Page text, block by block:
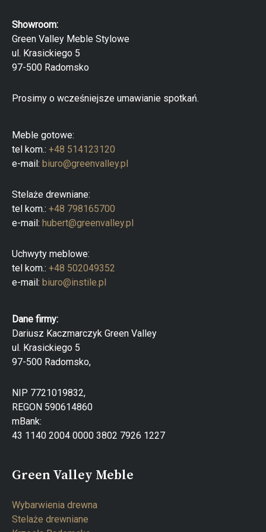
k
a
p
r
o
d
k
t
Showroom:
Green Valley Meble Stylowe
ul. Krasickiego 5
97-500 Radomsko
Prosimy o wcześniejsze umawianie spotkań.
Meble gotowe:
tel kom.: +48 514123120
e-mail: biuro@greenvalley.pl
Stelaże drewniane:
tel kom.: +48 798165700
e-mail: hubert@greenvalley.pl
Uchwyty meblowe:
tel kom.: +48 502049352
e-mail: biuro@instile.pl
Dane firmy:
Dariusz Kaczmarczyk Green Valley
ul. Krasickiego 5
97-500 Radomsko,
NIP 7721019832,
REGON 590614860
mBank:
43 1140 2004 0000 3802 7926 1227
Green Valley Meble
Wybarwienia drewna
Stelaże drewniane